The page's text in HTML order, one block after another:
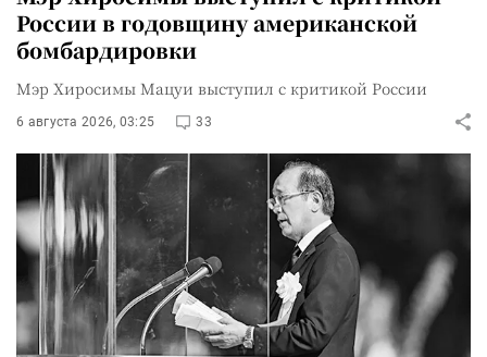
России в годовщину американской
бомбардировки
Мэр Хиросимы Мацуи выступил с критикой России
6 августа 2026, 03:25 33